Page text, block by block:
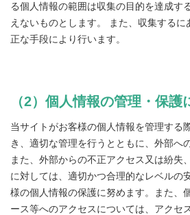
る個人情報の範囲は収集の目的を達成す
えないものとします。 また、収集する
正な手段により行います。
（2）個人情報の管理・保護
当サイトがお客様の個人情報を管理する
き、適切な管理を行うとともに、外部へ
また、外部からの不正アクセス又は紛失
に対しては、適切かつ合理的なレベルの
様の個人情報の保護に努めます。また、
ース等へのアクセスについては、アクセ